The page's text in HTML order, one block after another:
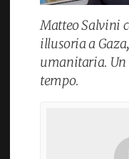
Matteo Salvini
illusoria a
umanitaria. Un
tempo.